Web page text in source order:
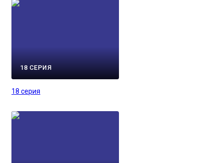
18 СЕРИЯ
18 серия